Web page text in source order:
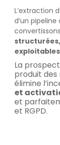
L’extraction
d’un
exploitables
La
produit
élimine
et
et
et RGPD.